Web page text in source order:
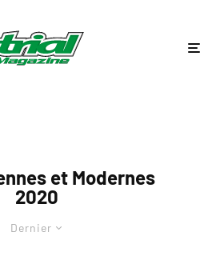
et Modernes
2020
Dernier